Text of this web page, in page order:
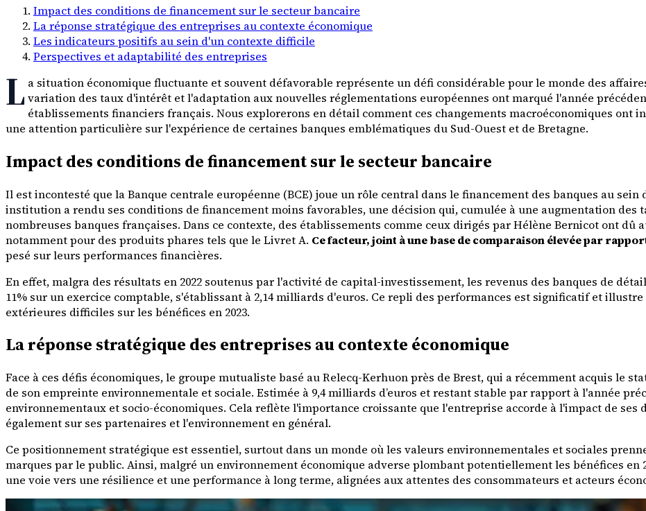
Impact des conditions de financement sur le secteur bancaire
La réponse stratégique des entreprises au contexte économique
Les indicateurs positifs au sein d'un contexte difficile
Perspectives et adaptabilité des entreprises
L a situation économique fluctuante et souvent défavorable représente un défi considérable pour le monde des
variation des taux d'intérêt et l'adaptation aux nouvelles réglementations européennes ont marqué l'année
établissements financiers français. Nous explorerons en détail comment ces changements macroéconomiques ont
une attention particulière sur l'expérience de certaines banques emblématiques du Sud-Ouest et de Bretagne.
Impact des conditions de financement sur le secteur bancaire
Il est incontesté que la Banque centrale européenne (BCE) joue un rôle central dans le financement des banques au sein
institution a rendu ses conditions de financement moins favorables, une décision qui, cumulée à une augmentation des
nombreuses banques françaises. Dans ce contexte, des établissements comme ceux dirigés par Hélène Bernicot ont dû
notamment pour des produits phares tels que le Livret A. Ce facteur, joint à une base de comparaison élevée par
pesé sur leurs performances financières.
En effet, malgra des résultats en 2022 soutenus par l'activité de capital-investissement, les revenus des banques de
11% sur un exercice comptable, s'établissant à 2,14 milliards d'euros. Ce repli des performances est significatif et
extérieures difficiles sur les bénéfices en 2023.
La réponse stratégique des entreprises au contexte économique
Face à ces défis économiques, le groupe mutualiste basé au Relecq-Kerhuon près de Brest, qui a récemment acquis le
de son empreinte environnementale et sociale. Estimée à 9,4 milliards d’euros et restant stable par rapport à l'année
environnementaux et socio-économiques. Cela reflète l'importance croissante que l'entreprise accorde à l'impact de ses
également sur ses partenaires et l'environnement en général.
Ce positionnement stratégique est essentiel, surtout dans un monde où les valeurs environnementales et sociales
marques par le public. Ainsi, malgré un environnement économique adverse plombant potentiellement les bénéfices
une voie vers une résilience et une performance à long terme, alignées aux attentes des consommateurs et acteurs